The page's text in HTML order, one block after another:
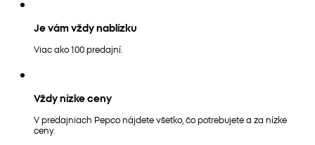
Je vám vždy nablízku
Viac ako 100 predajní.
Vždy nízke ceny
V predajniach Pepco nájdete všetko, čo potrebujete a za nízke
ceny.